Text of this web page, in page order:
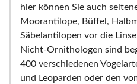
hier können Sie auch
Moorantilope, Büffel,
Säbelantilopen vor die
Nicht-Ornithologen sind
400 verschiedenen
und Leoparden oder den